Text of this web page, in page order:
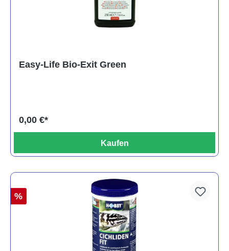
Easy-Life Bio-Exit Green
0,00 €*
Kaufen
%